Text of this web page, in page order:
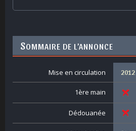
SOMMAIRE DE L’ANNONCE
Mise en circulation 2012
1ère main
Dédouanée